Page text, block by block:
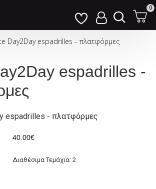
0
Day2Day espadrilles - πλατφόρμες
espadrilles -
40.00€
Διαθέσιμα Τεμάχια: 2